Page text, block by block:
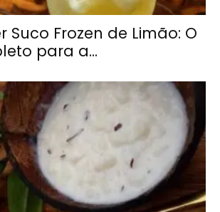
Suco Frozen de Limão: O
para a...